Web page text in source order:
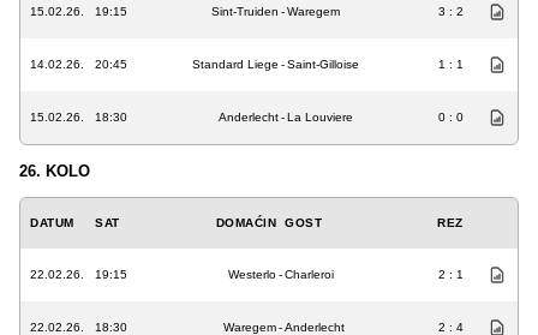
15.02.26. 19:15 Sint-Truiden -Waregem 3 : 2
14.02.26. 20:45 Standard Liege -Saint-Gilloise 1 : 1
15.02.26. 18:30 Anderlecht-La Louviere 0 : 0
26. KOLO
DATUM SAT DOMAĆIN GOST REZ
22.02.26. 19:15 Westerlo-Charleroi 2 : 1
22.02.26. 18:30 Waregem-Anderlecht 2 : 4